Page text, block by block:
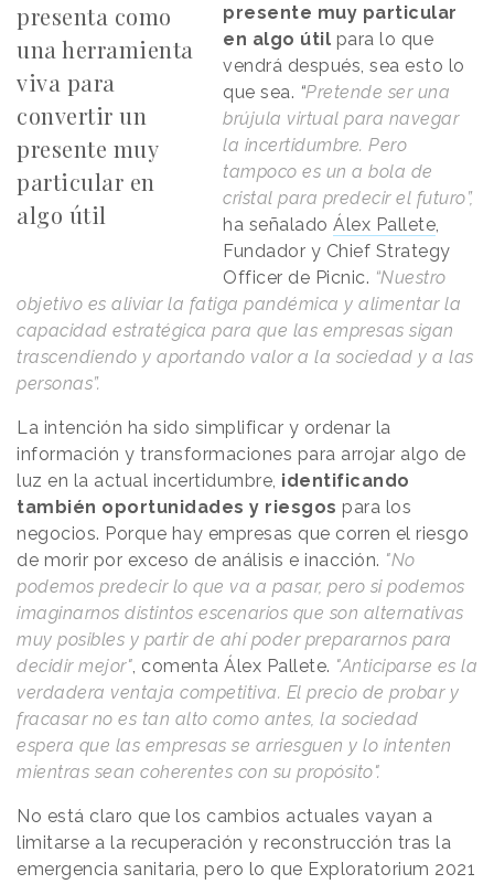
presenta como
una herramienta
viva para
convertir un
presente muy
particular en
algo útil
presente muy particular
en algo útil para lo que
vendrá después, sea esto lo
que sea. “Pretende ser una
brújula virtual para navegar
la incertidumbre. Pero
tampoco es un a bola de
cristal para predecir el futuro”,
ha señaladoÁlex Pallete,
Fundador y Chief Strategy
Officer de Picnic. “Nuestro
objetivo es aliviar la fatiga pandémica y alimentar la
capacidad estratégica para que las empresas sigan
trascendiendo y aportando valor a la sociedad y a las
personas”.
La intención ha sido simplificar y ordenar la
información y transformaciones para arrojar algo de
luz en la actual incertidumbre, identificando
también oportunidades y riesgos para los
negocios. Porque hay empresas que corren el riesgo
de morir por exceso de análisis e inacción. "No
podemos predecir lo que va a pasar, pero si podemos
imaginarnos distintos escenarios que son alternativas
muy posibles y partir de ahí poder prepararnos para
decidir mejor", comenta Álex Pallete. "Anticiparse es la
verdadera ventaja competitiva. El precio de probar y
fracasar no es tan alto como antes, la sociedad
espera que las empresas se arriesguen y lo intenten
mientras sean coherentes con su propósito".
No está claro que los cambios actuales vayan a
limitarse a la recuperación y reconstrucción tras la
emergencia sanitaria, pero lo que Exploratorium 2021